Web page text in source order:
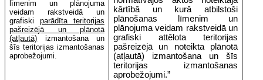
līmenim un plānojuma
veidam rakstveidā un
grafiski parādīta teritorijas
pašreizējā un plānotā
(atļautā) izmantošana un
šīs teritorijas izmantošanas
aprobežojumi.
kārtībā un kurā atbilstoši
plānošanas līmenim un
plānojuma veidam rakstveidā un
grafiski attēlota teritorijas
pašreizējā un noteikta plānotā
(atļautā) izmantošana un šīs
teritorijas izmantošanas
aprobežojumi.”